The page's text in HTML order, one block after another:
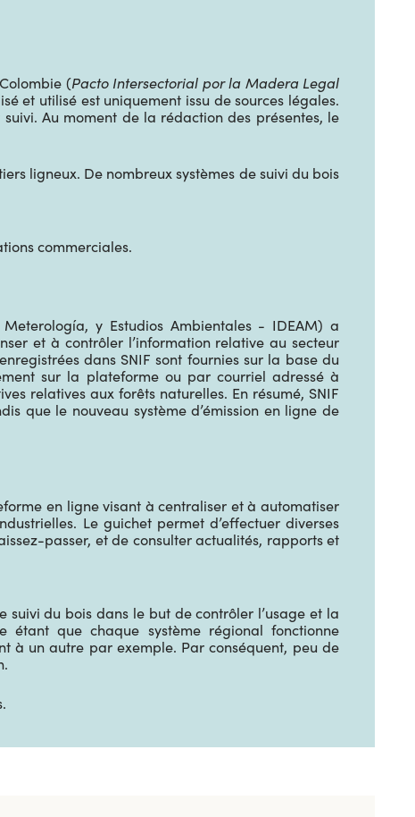
(Pacto Intersectorial por la Madera Legal
et utilisé est uniquement issu de sources légales.
Au moment de la rédaction des présentes, le
ligneux. De nombreux systèmes de suivi du bois
commerciales.
y Estudios Ambientales - IDEAM) a
et à contrôler l’information relative au secteur
dans SNIF sont fournies sur la base du
sur la plateforme ou par courriel adressé à
relatives aux forêts naturelles. En résumé, SNIF
que le nouveau système d’émission en ligne de
en ligne visant à centraliser et à automatiser
Le guichet permet d’effectuer diverses
passer, et de consulter actualités, rapports et
du bois dans le but de contrôler l’usage et la
que chaque système régional fonctionne
à un autre par exemple. Par conséquent, peu de